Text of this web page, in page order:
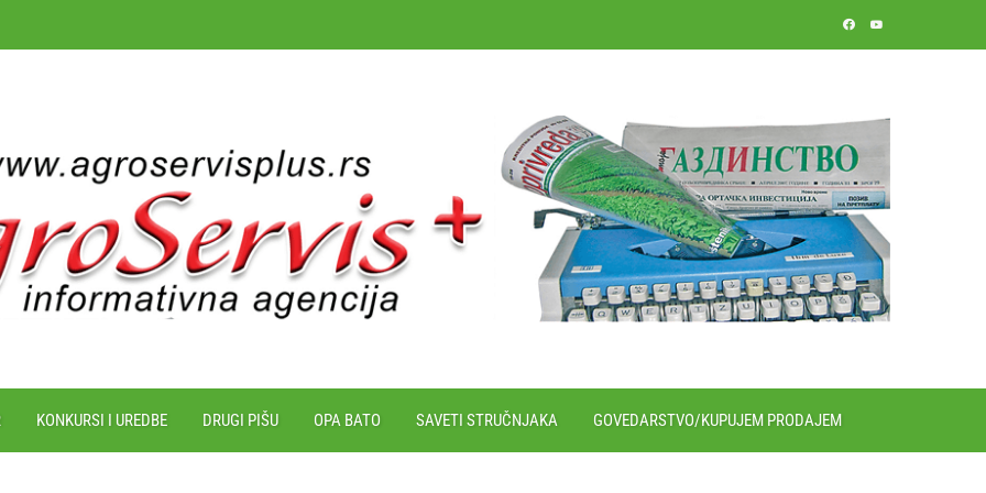
KONKURSI I UREDBE DRUGI PIŠU OPA BATO SAVETI STRUČNJAKA GOVEDARSTVO/KUPUJEM PRODAJEM